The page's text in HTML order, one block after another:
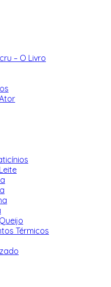
– O Livro
Térmicos